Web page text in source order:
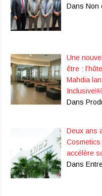
Dans Non
Une
être :
Mahdia
Inclusive￼
Dans
Deux ans
accélère
Dans